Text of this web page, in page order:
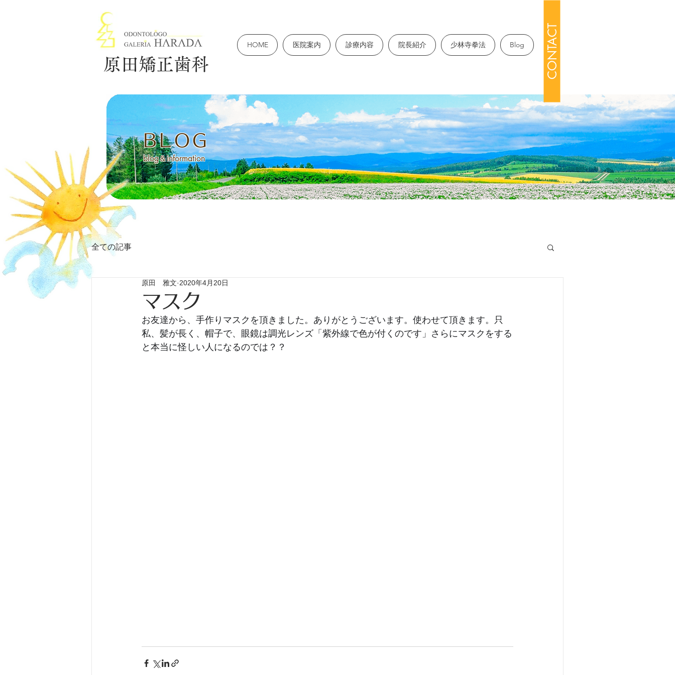
原田矯正歯科 CONTACT
HOME 医院案内 診療内容 院長紹介 少林寺拳法 Blog
BLOG
blog＆information
全ての記事
マスク
原田 雅文 2020年4月20日
お友達から、手作りマスクを頂きました。ありがとうございます。使わせて頂きます。只
私、髪が長く、帽子で、眼鏡は調光レンズ「紫外線で色が付くのです」さらにマスクをする
と本当に怪しい人になるのでは？？